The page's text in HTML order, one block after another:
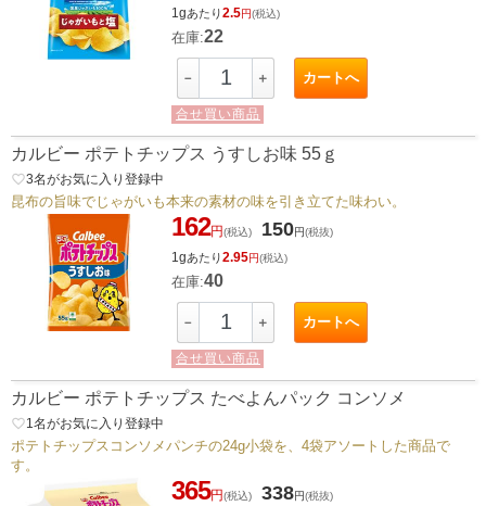
1gあたり2.5円(税込)
在庫:22
－ ＋ カートへ
合せ買い商品
カルビー ポテトチップス うすしお味 55ｇ
favorite_border3名がお気に入り登録中
昆布の旨味でじゃがいも本来の素材の味を引き立てた味わい。
162円(税込) 150円(税抜)
1gあたり2.95円(税込)
在庫:40
－ ＋ カートへ
合せ買い商品
カルビー ポテトチップス たべよんパック コンソメ
favorite_border1 名がお気に入り登録中
ポテトチップスコンソメパンチの24g小袋を、4袋アソートした商品で
す。
365円(税込) 338円(税抜)